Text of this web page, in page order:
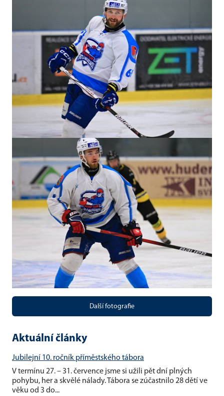
Další fotografie
Aktuální články
Jubilejní 10. ročník příměstského tábora
V termínu 27. – 31. července jsme si užili pět dní plných
pohybu, her a skvělé nálady. Tábora se zúčastnilo 28 dětí ve
věku od 3 do...